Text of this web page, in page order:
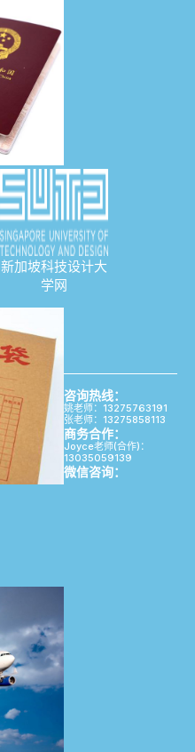
新加坡科技设计大
学网
咨询热线：
姚老师：13275763191
张老师：13275858113
商务合作：
Joyce老师(合作)：
13035059139
微信咨询：